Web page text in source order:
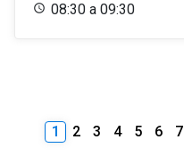
08:30 a 09:30
1 2 3 4 5 6 7